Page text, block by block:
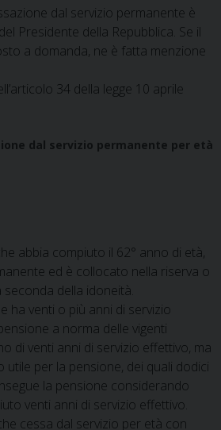
dal servizio permanente è
Presidente della Repubblica. Se il
a domanda, ne è fatta menzione
34 della legge 10 aprile
dal servizio permanente per età
abbia compiuto il 62° anno di età,
ed è collocato nella riserva o
della idoneità.
ha venti o più anni di servizio
a norma delle vigenti
di venti anni di servizio effettivo, ma
utile per la pensione, dei quali dodici
la pensione considerando
venti anni di servizio effettivo.
cessa dal servizio per età con